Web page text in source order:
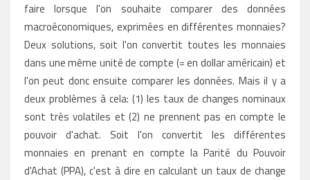
faire lorsque l'on souhaite comparer des données
macroéconomiques, exprimées en différentes monnaies?
Deux solutions, soit l'on convertit toutes les monnaies
dans une même unité de compte (= en dollar américain) et
l'on peut donc ensuite comparer les données. Mais il y a
deux problèmes à cela: (1) les taux de changes nominaux
sont très volatiles et (2) ne prennent pas en compte le
pouvoir d'achat. Soit l'on convertit les différentes
monnaies en prenant en compte la Parité du Pouvoir
d'Achat (PPA), c'est à dire en calculant un taux de change